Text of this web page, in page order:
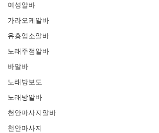
여성알바
가라오케알바
유흥업소알바
노래주점알바
바알바
노래방보도
노래방알바
천안마사지알바
천안마사지